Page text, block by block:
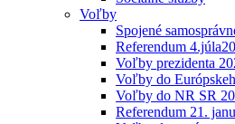
Voľby
Spojené
Referendum
Voľby prezidenta
Voľby do
Voľby do NR SR
Referendum 21.